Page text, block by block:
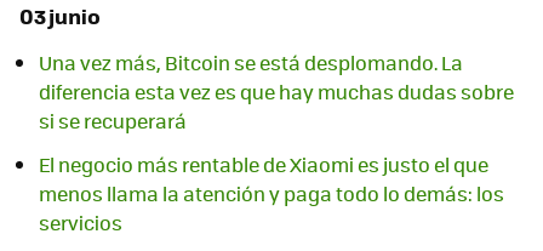
03 junio
Una vez más, Bitcoin se está desplomando. La
diferencia esta vez es que hay muchas dudas sobre
si se recuperará
El negocio más rentable de Xiaomi es justo el que
menos llama la atención y paga todo lo demás: los
servicios